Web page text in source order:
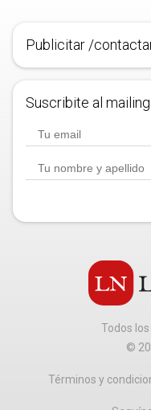
Publicitar /
Suscribite al mailing.
Todos
©
Términos y